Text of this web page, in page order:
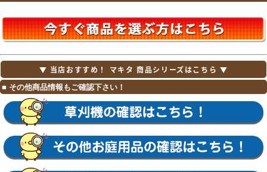
▼ 当店おすすめ！ マキタ 商品シリーズはこちら ▼